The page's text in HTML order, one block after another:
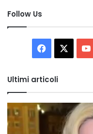
Follow Us
Facebook
Ultimi articoli